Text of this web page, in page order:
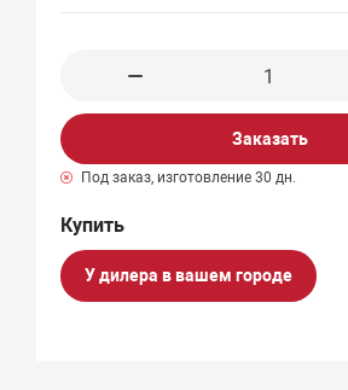
Заказать
Под заказ, изготовление 30 дн.
У дилера в вашем городе